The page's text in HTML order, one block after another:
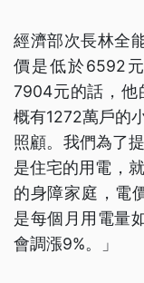
經濟部次長林全
價是低於6592
7904元的話，他
概有1272萬戶的
照顧。我們為了
是住宅的用電，
的身障家庭，電
是每個月用電量
會調漲9%。」